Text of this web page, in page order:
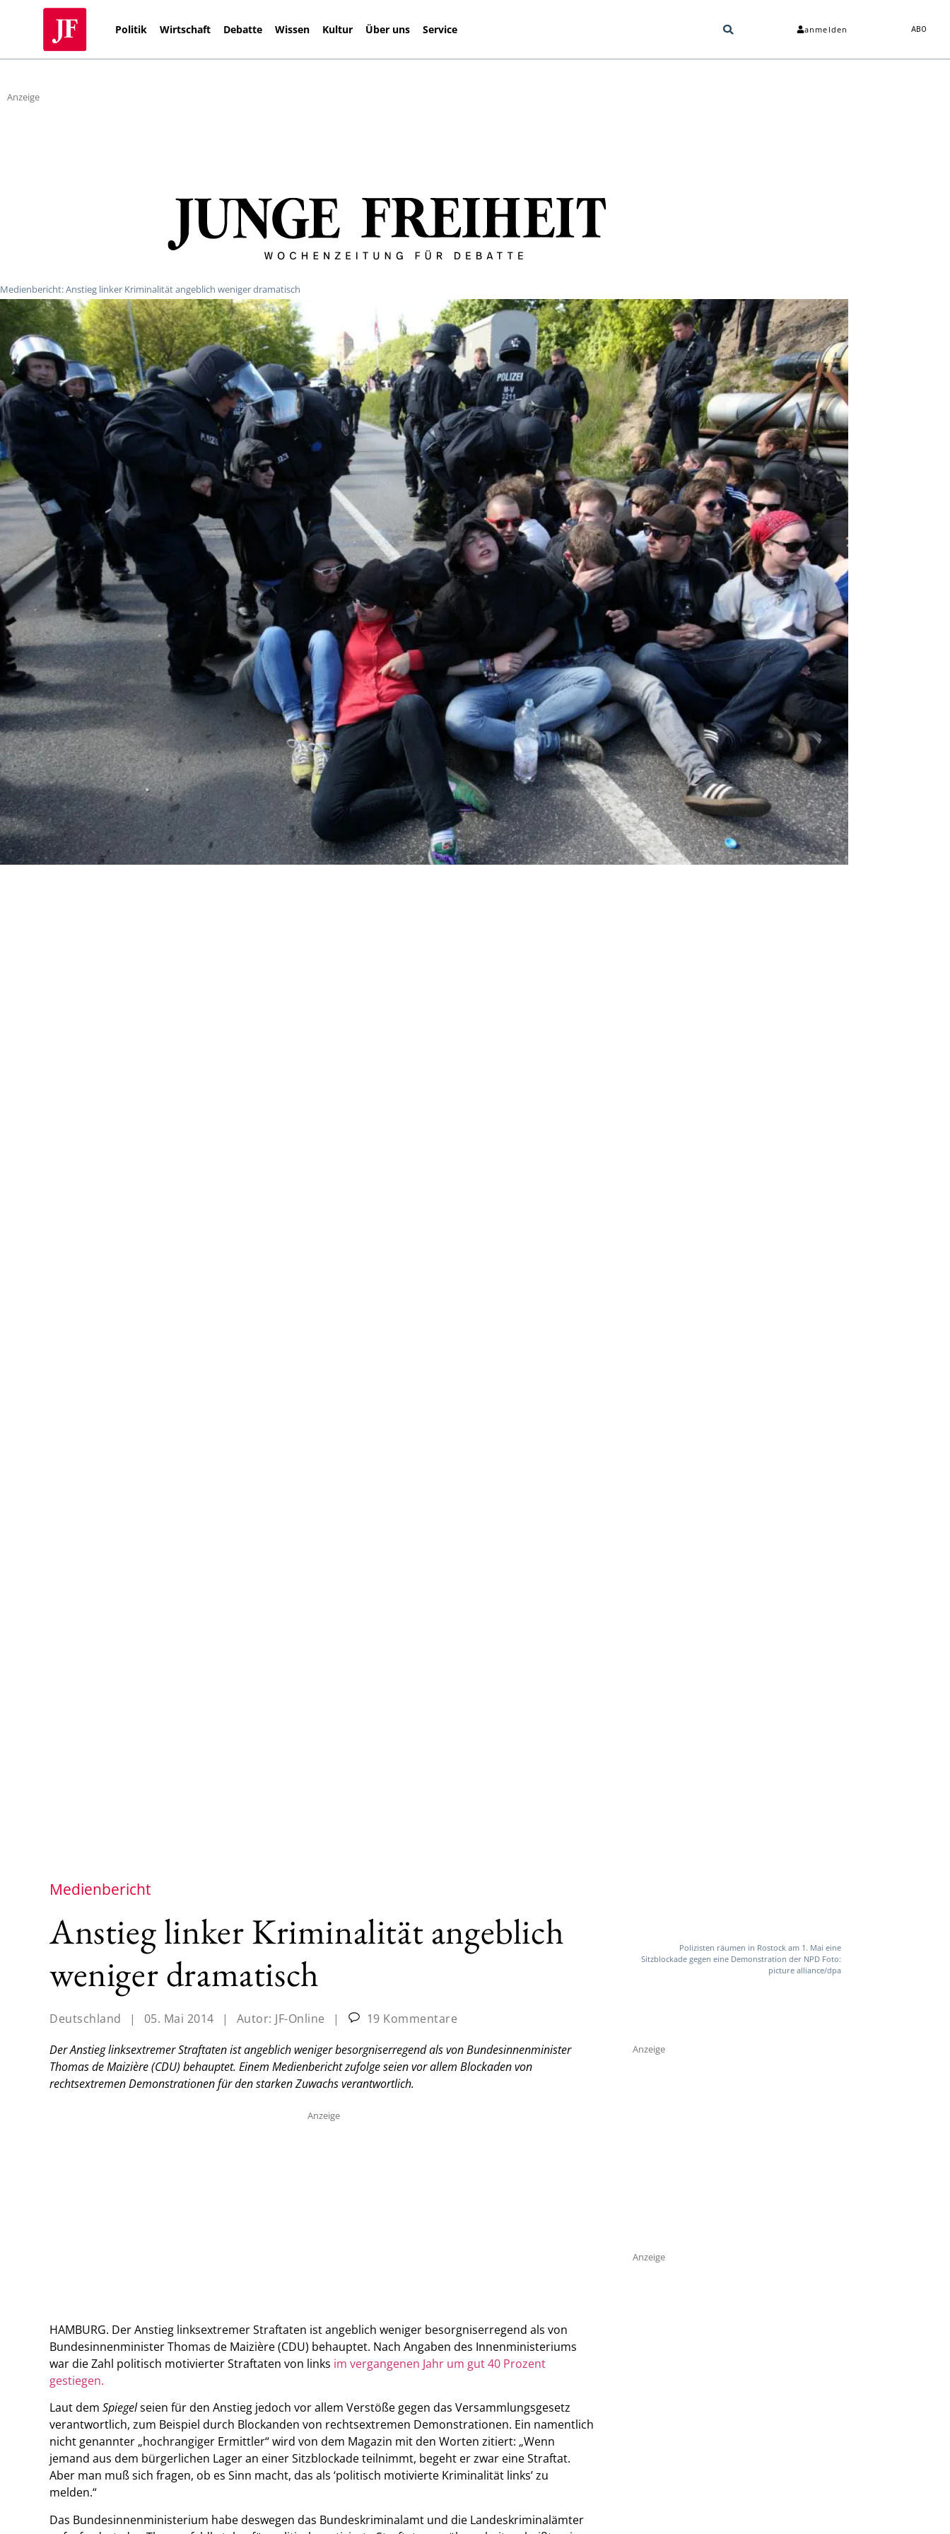
Politik Wirtschaft Debatte Wissen Kultur Über uns Service anmelden ABO
Anzeige
Medienbericht: Anstieg linker Kriminalität angeblich weniger dramatisch
Medienbericht
Anstieg linker Kriminalität angeblich
weniger dramatisch
Deutschland | 05. Mai 2014 | Autor: JF-Online |
19 Kommentare
Der Anstieg linksextremer Straftaten ist angeblich weniger besorgniserregend als von Bundesinnenminister
Thomas de Maizière (CDU) behauptet. Einem Medienbericht zufolge seien vor allem Blockaden von
rechtsextremen Demonstrationen für den starken Zuwachs verantwortlich.
Anzeige
HAMBURG. Der Anstieg linksextremer Straftaten ist angeblich weniger besorgniserregend als von
Bundesinnenminister Thomas de Maizière (CDU) behauptet. Nach Angaben des Innenministeriums
war die Zahl politisch motivierter Straftaten von links im vergangenen Jahr um gut 40 Prozent
gestiegen.
Laut dem Spiegelseien für den Anstieg jedoch vor allem Verstöße gegen das Versammlungsgesetz
verantwortlich, zum Beispiel durch Blockanden von rechtsextremen Demonstrationen. Ein namentlich
nicht genannter „hochrangiger Ermittler“ wird von dem Magazin mit den Worten zitiert: „Wenn
jemand aus dem bürgerlichen Lager an einer Sitzblockade teilnimmt, begeht er zwar eine Straftat.
Aber man muß sich fragen, ob es Sinn macht, das als ‘politisch motivierte Kriminalität links’ zu
melden.“
Das Bundesinnenministerium habe deswegen das Bundeskriminalamt und die Landeskriminalämter
Polizisten räumen in Rostock am 1. Mai eine
Sitzblockade gegen eine Demonstration der NPD Foto:
picture alliance/dpa
Anzeige
Anzeige